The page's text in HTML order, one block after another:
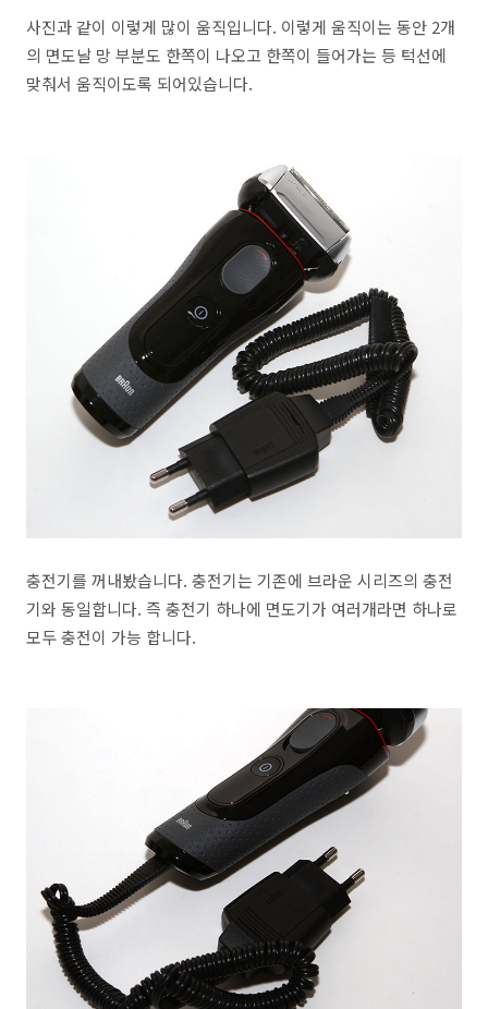
사진과 같이 이렇게 많이 움직입니다. 이렇게 움직이는 동안 2개
의 면도날 망 부분도 한쪽이 나오고 한쪽이 들어가는 등 턱선에
맞춰서 움직이도록 되어있습니다.
충전기를 꺼내봤습니다. 충전기는 기존에 브라운 시리즈의 충전
기와 동일합니다. 즉 충전기 하나에 면도기가 여러개라면 하나로
모두 충전이 가능 합니다.